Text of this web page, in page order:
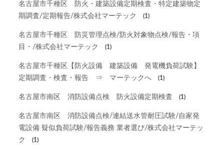
名古屋市千種区 防火・建築設備定期検査・特定建築物定
期調査/定期報告/株式会社マーテック
(1)
名古屋市千種区 防災管理点検/防火対象物点検/報告・項
目・/株式会社マーテック
(1)
名古屋市千種区【防火設備 建築設備 発電機負荷試験】
定期調査・検査・報告 ⇒ マーテックへ
(1)
名古屋市南区 消防設備点検 防火設備定期検査 (1)
名古屋市南区 消防設備点検/連結送水管耐圧試験/自家発
電設備 疑似負荷試験/報告義務 業者選び/株式会社マーテッ
ク
(1)